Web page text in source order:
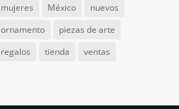
mujeres
México
nuevos
ornamento
piezas de arte
regalos
tienda ventas